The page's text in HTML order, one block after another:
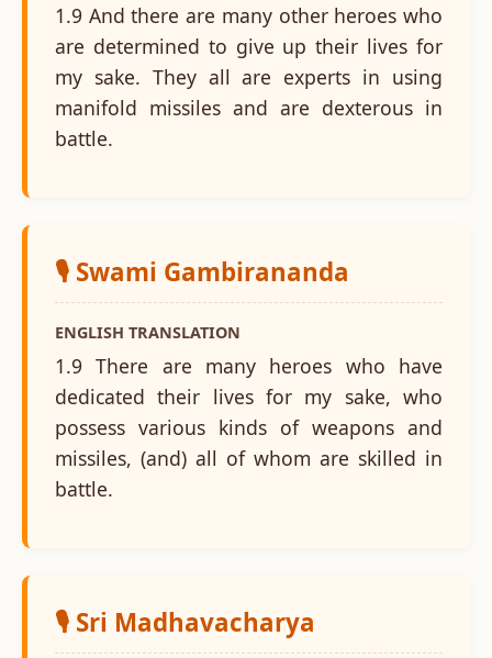
1.9 And there are many other heroes who
are determined to give up their lives for
my sake. They all are experts in using
manifold missiles and are dexterous in
battle.
🎙️ Swami Gambirananda
ENGLISH TRANSLATION
1.9 There are many heroes who have
dedicated their lives for my sake, who
possess various kinds of weapons and
missiles, (and) all of whom are skilled in
battle.
🎙️ Sri Madhavacharya